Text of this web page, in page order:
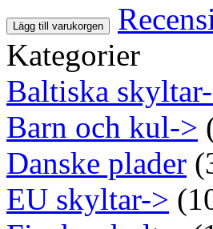
Lägg till varukorgen
Kategorier
Baltiska
Barn och kul->
Danske plader
EU skyltar->